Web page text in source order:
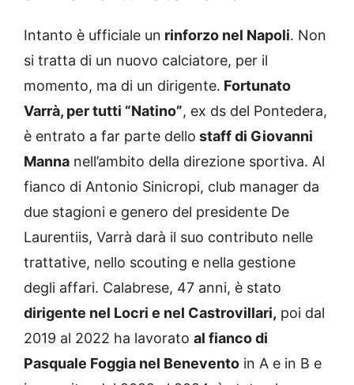
Intanto è ufficiale un rinforzo nel Napoli. Non
si tratta di un nuovo calciatore, per il
momento, ma di un dirigente. Fortunato
Varrà, per tutti “Natino”, ex ds del Pontedera,
è entrato a far parte dello staff di Giovanni
Manna nell’ambito della direzione sportiva. Al
fianco di Antonio Sinicropi, club manager da
due stagioni e genero del presidente De
Laurentiis, Varrà darà il suo contributo nelle
trattative, nello scouting e nella gestione
degli affari. Calabrese, 47 anni, è stato
dirigente nel Locri e nel Castrovillari, poi dal
2019 al 2022 ha lavorato al fianco di
Pasquale Foggia nel Benevento in A e in B e